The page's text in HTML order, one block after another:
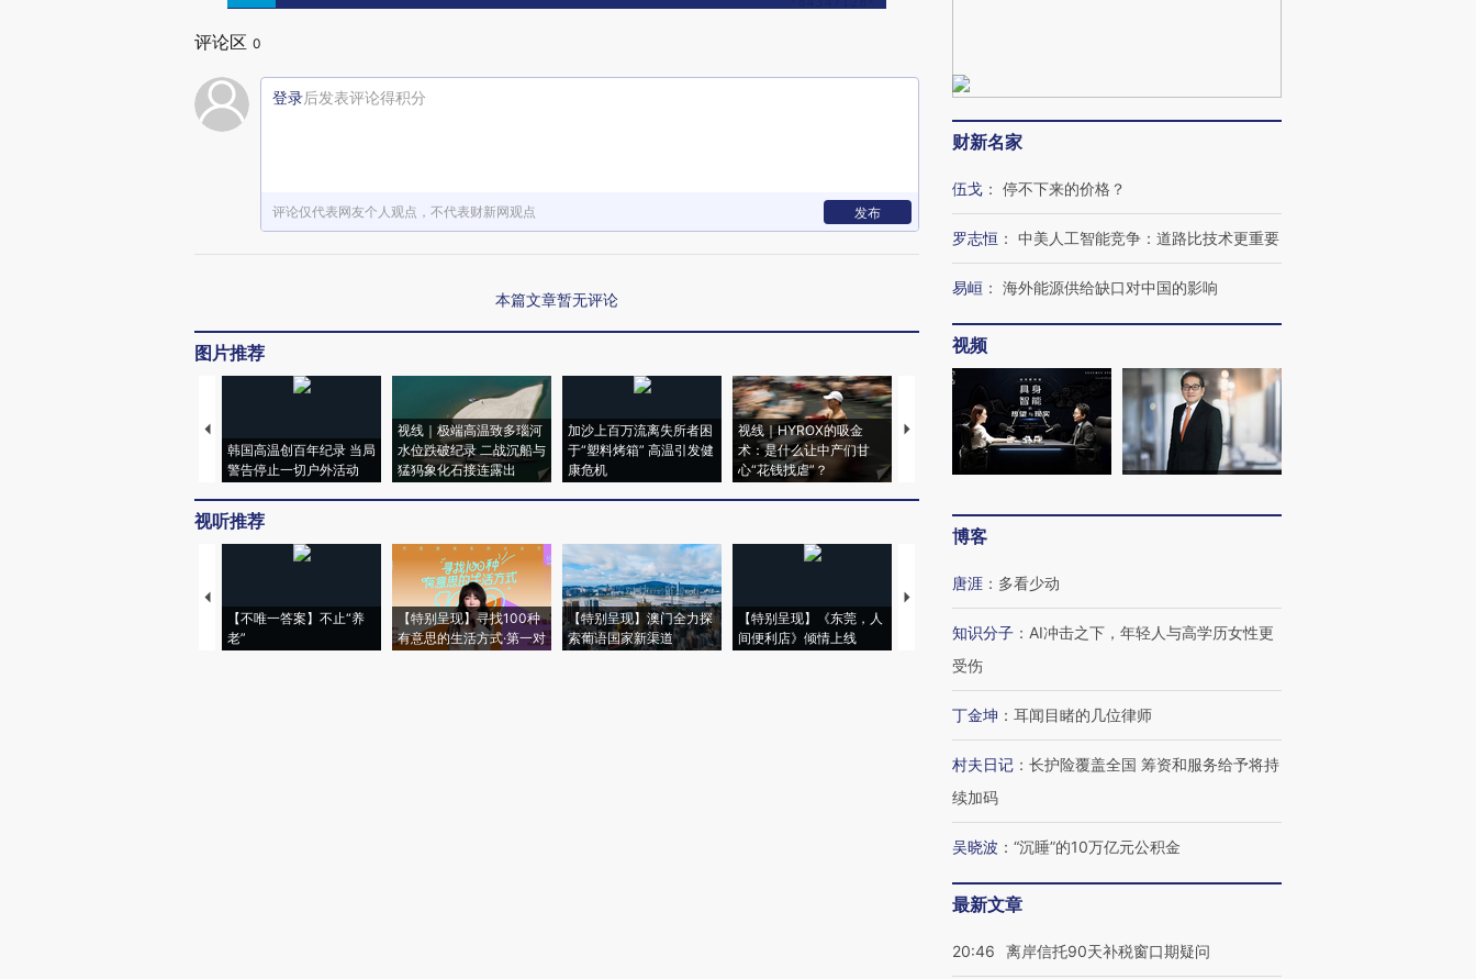
评论区 0
登录后发表评论得积分
评论仅代表网友个人观点，不代表财新网观点 发布
本篇文章暂无评论
图片推荐
韩国高温创百年纪录 当局
警告停止一切户外活动
视线｜极端高温致多瑙河
水位跌破纪录 二战沉船与
猛犸象化石接连露出
加沙上百万流离失所者困
于“塑料烤箱” 高温引发健
康危机
视线｜HYROX的吸金
术：是什么让中产们甘
心“花钱找虐”？
马航飞行员跨国走私7万
粒摇头丸 尿检体内含3种
视线｜被称为“蟑螂”的印
度Z世代 用街头抗争将教
育部长拱下台
视线｜“入侵”还是“人道危
机”？难民潮撕裂西班牙
飞地休达
视听推荐
【不唯一答案】不止“养
老”
【特别呈现】寻找100种
有意思的生活方式·第一对
【特别呈现】澳门全力探
索葡语国家新渠道
【特别呈现】《东莞，人
间便利店》倾情上线
【推广】走进第四届链博
有意思的生活方式·第三对
住三大增长引擎是什么？
财新名家
伍戈 ： 停不下来的价格？
罗志恒 ： 中美人工智能竞争：道路比技术更重要
易峘 ： 海外能源供给缺口对中国的影响
视频
博客
唐涯 ： 多看少动
知识分子 ： AI冲击之下，年轻人与高学历女性更
受伤
丁金坤 ： 耳闻目睹的几位律师
村夫日记 ： 长护险覆盖全国 筹资和服务给予将持
续加码
吴晓波 ： “沉睡”的10万亿元公积金
最新文章
20:46 离岸信托90天补税窗口期疑问